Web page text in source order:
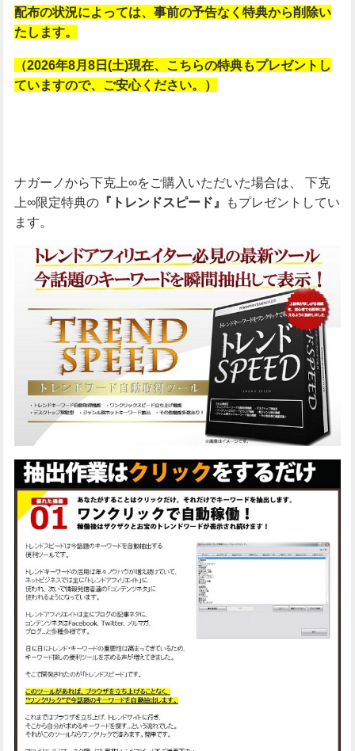
配布の状況によっては、事前の予告なく特典から削除い
たします。
（2026年8月8日(土)現在、こちらの特典もプレゼントし
ていますので、ご安心ください。）
ナガーノから下克上∞をご購入いただいた場合は、
下克
上∞限定特典の『トレンドスピード』
もプレゼントしてい
ます。